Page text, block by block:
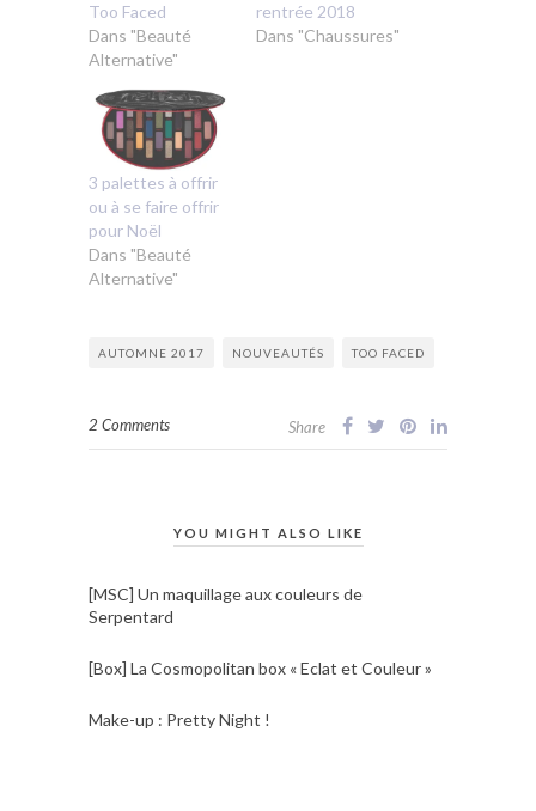
Too Faced
Dans "Beauté
Alternative"
rentrée 2018
Dans "Chaussures"
3 palettes à offrir
ou à se faire offrir
pour Noël
Dans "Beauté
Alternative"
AUTOMNE 2017 NOUVEAUTÉS TOO FACED
2 Comments Share
YOU MIGHT ALSO LIKE
[MSC] Un maquillage aux couleurs de
Serpentard
[Box] La Cosmopolitan box « Eclat et Couleur »
Make-up : Pretty Night !